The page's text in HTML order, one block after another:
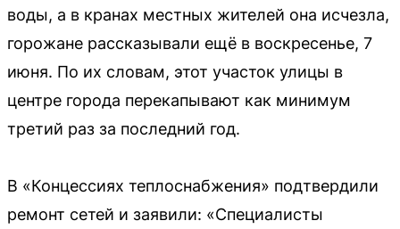
воды, а в кранах местных жителей она исчезла,
горожане рассказывали ещё в воскресенье, 7
июня. По их словам, этот участок улицы в
центре города перекапывают как минимум
третий раз за последний год.
В «Концессиях теплоснабжения» подтвердили
ремонт сетей и заявили: «Специалисты